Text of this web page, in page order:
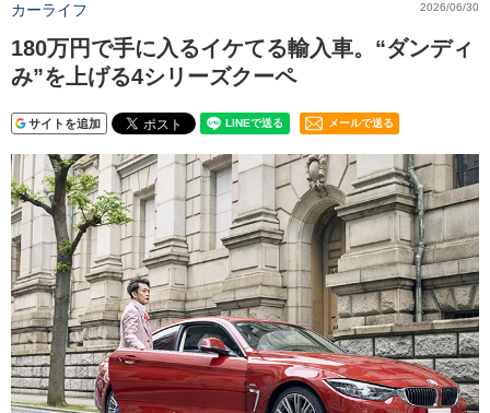
カーライフ 2026/06/30
180万円で手に入るイケてる輸入車。“ダンディ
み”を上げる4シリーズクーペ
サイトを追加 メールで送る